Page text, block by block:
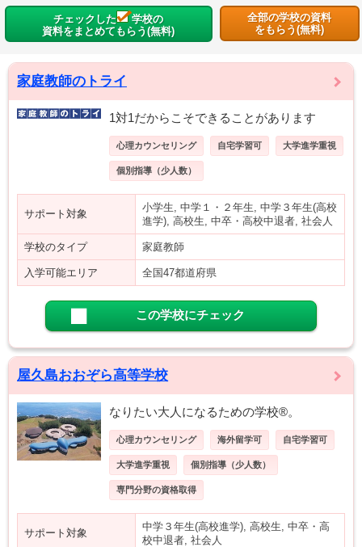
チェックした
学校の
資料をまとめてもらう(無料)
全部の学校の資料
をもらう(無料)
家庭教師のトライ
1対1だからこそできることがあります
心理カウンセリング 自宅学習可 大学進学重視
個別指導（少人数）
サポート対象
小学生, 中学１・２年生, 中学３年生(高校
進学), 高校生, 中卒・高校中退者, 社会人
学校のタイプ 家庭教師
入学可能エリア 全国47都道府県
この学校にチェック
屋久島おおぞら高等学校
なりたい大人になるための学校®。
心理カウンセリング 海外留学可 自宅学習可
大学進学重視 個別指導（少人数）
専門分野の資格取得
サポート対象
中学３年生(高校進学), 高校生, 中卒・高
校中退者, 社会人